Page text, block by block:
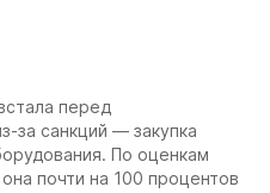
перед
за санкций — закупка
По оценкам
почти на 100 процентов